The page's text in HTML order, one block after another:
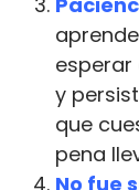
esperar
y
que
pena
No fue